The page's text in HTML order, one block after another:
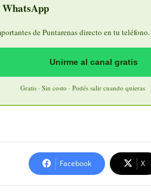
WhatsApp
de Puntarenas directo en tu
Unirme al canal gratis
Gratis · Sin costo · Podés salir cuando quieras
Facebook X